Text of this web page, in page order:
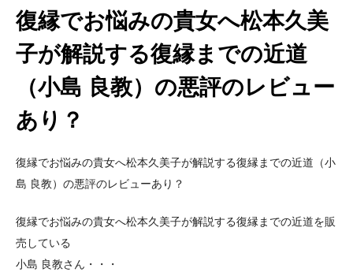
復縁でお悩みの貴女へ松本久美
子が解説する復縁までの近道
（小島 良教）の悪評のレビュー
あり？
復縁でお悩みの貴女へ松本久美子が解説する復縁までの近道（小
島 良教）の悪評のレビューあり？
復縁でお悩みの貴女へ松本久美子が解説する復縁までの近道を販
売している
小島 良教さん・・・